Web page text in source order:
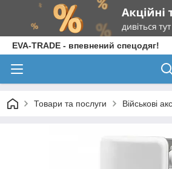
EVA-TRADE - впевнений спецодяг!
Товари та послуги Військові